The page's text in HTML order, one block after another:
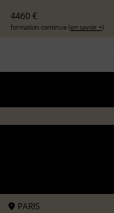
4460 €
formation continue (en savoir +)
PARIS